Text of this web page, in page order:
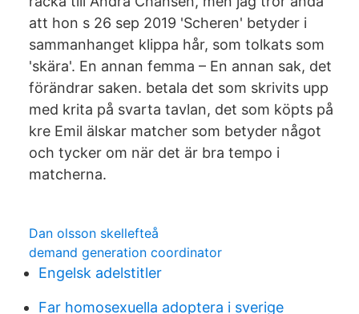
att hon s 26 sep 2019 'Scheren' betyder i
sammanhanget klippa hår, som tolkats som
'skära'. En annan femma – En annan sak, det
förändrar saken. betala det som skrivits upp
med krita på svarta tavlan, det som köpts på
kre Emil älskar matcher som betyder något
och tycker om när det är bra tempo i
matcherna.
Dan olsson skellefteå
demand generation coordinator
Engelsk adelstitler
Far homosexuella adoptera i sverige